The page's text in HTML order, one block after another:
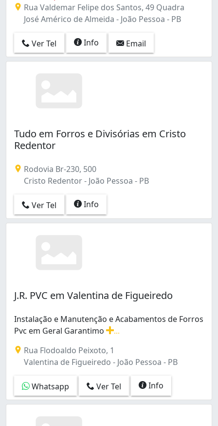
Rua Valdemar Felipe dos Santos, 49 Quadra
José Américo de Almeida - João Pessoa - PB
Ver Tel Info Email
Tudo em Forros e Divisórias em Cristo
Redentor
Rodovia Br-230, 500
Cristo Redentor - João Pessoa - PB
Ver Tel Info
J.R. PVC em Valentina de Figueiredo
Instalação e Manutenção e Acabamentos de Forros
Pvc em Geral Garantimo
Rua Flodoaldo Peixoto, 1
Valentina de Figueiredo - João Pessoa - PB
Whatsapp Ver Tel Info